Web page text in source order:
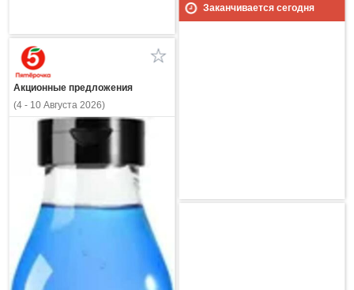
Заканчивается сегодня
Акционные предложения
(4 - 10 Августа 2026)